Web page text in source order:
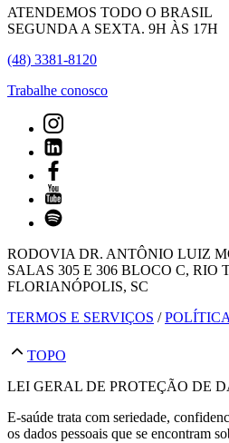
ATENDEMOS TODO O BRASIL
SEGUNDA A SEXTA. 9H ÀS 17H
(48) 3381-8120
Trabalhe conosco
RODOVIA DR. ANTÔNIO LUIZ
SALAS 305 E 306 BLOCO C, RIO
FLORIANÓPOLIS, SC
TERMOS E SERVIÇOS /
TOPO
LEI GERAL DE PROTEÇÃO DE
E-saúde trata com seriedade,
os dados pessoais que se encontram